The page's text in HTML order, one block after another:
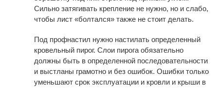
Сильно затягивать крепление не нужно, но и слабо,
чтобы лист «болтался» также не стоит делать.
Под профнастил нужно настилать определенный
кровельный пирог. Слои пирога обязательно
должны быть в определенной последовательности
и выстланы грамотно и без ошибок. Ошибки только
уменьшают срок эксплуатации и кровли и крыши в